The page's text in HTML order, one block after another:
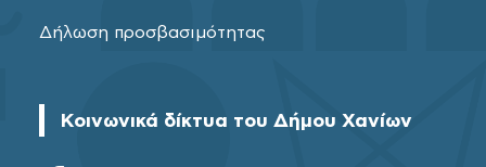
Δήλωση προσβασιμότητας
Κοινωνικά δίκτυα του Δήμου Χανίων